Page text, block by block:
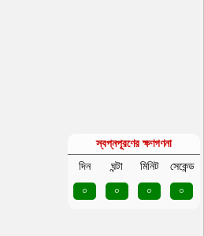
স্বপ্নপূরণের ক্ষণগণনা
দিন
ঘন্টা মিনিট
সেকেন্ড
০
০ ০ ০